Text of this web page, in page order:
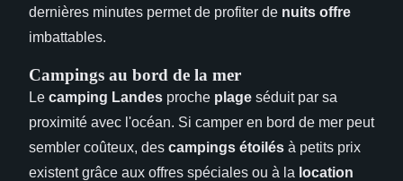
dernières minutes permet de profiter de nuits offre
imbattables.
Campings au bord de la mer
Le camping Landes proche plage séduit par sa
proximité avec l'océan. Si camper en bord de mer peut
sembler coûteux, des campings étoilés à petits prix
existent grâce aux offres spéciales ou à la location